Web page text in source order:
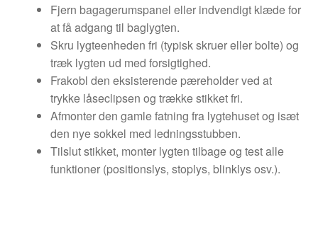
Fjern bagagerumspanel eller indvendigt klæde for
at få adgang til baglygten.
Skru lygteenheden fri (typisk skruer eller bolte) og
træk lygten ud med forsigtighed.
Frakobl den eksisterende pæreholder ved at
trykke låseclipsen og trække stikket fri.
Afmonter den gamle fatning fra lygtehuset og isæt
den nye sokkel med ledningsstubben.
Tilslut stikket, monter lygten tilbage og test alle
funktioner (positionslys, stoplys, blinklys osv.).